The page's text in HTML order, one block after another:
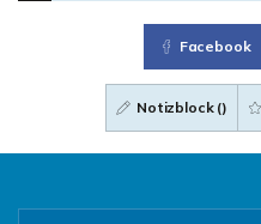
Facebook
Notizblock ()